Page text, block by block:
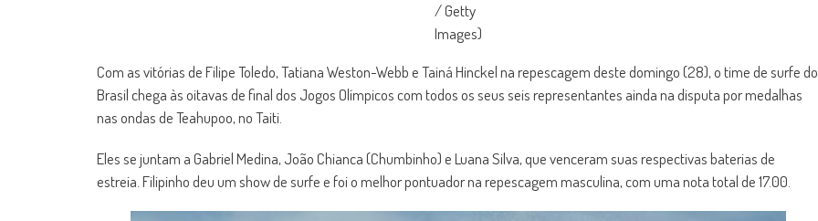
/ Getty
Images)
Com as vitórias de Filipe Toledo, Tatiana Weston-Webb e Tainá Hinckel na repescagem deste domingo (28), o time de surfe do
Brasil chega às oitavas de final dos Jogos Olímpicos com todos os seus seis representantes ainda na disputa por medalhas
nas ondas de Teahupoo, no Taiti.
Eles se juntam a Gabriel Medina, João Chianca (Chumbinho) e Luana Silva, que venceram suas respectivas baterias de
estreia. Filipinho deu um show de surfe e foi o melhor pontuador na repescagem masculina, com uma nota total de 17.00.